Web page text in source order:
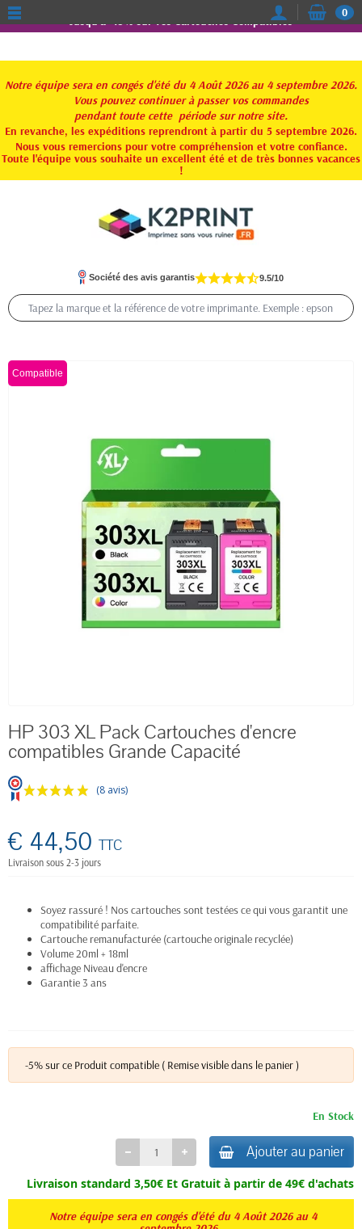
Jusqu'à -15% sur vos Cartouches Compatibles
Notre équipe sera en congés d'été du 4 Août 2026 au 4 septembre 2026.
Vous pouvez continuer à passer vos commandes
pendant toute cette période sur notre site.
En revanche, les expéditions reprendront à partir du 5 septembre 2026.
Nous vous remercions pour votre compréhension et votre confiance.
Toute l'équipe vous souhaite un excellent été et de très bonnes vacances
!
0
Société des avis garantis 9.5/10
Compatible
HP 303 XL Pack Cartouches d'encre
compatibles Grande Capacité
(8 avis)
€ 44,50 TTC
Livraison sous 2-3 jours
Soyez rassuré ! Nos cartouches sont testées ce qui vous garantit une
compatibilité parfaite.
Cartouche remanufacturée (cartouche originale recyclée)
Volume 20ml + 18ml
affichage Niveau d'encre
Garantie 3 ans
-5% sur ce Produit compatible ( Remise visible dans le panier )
En Stock
Ajouter au panier
Livraison standard 3,50€ Et Gratuit à partir de 49€ d'achats
Notre équipe sera en congés d'été du 4 Août 2026 au 4